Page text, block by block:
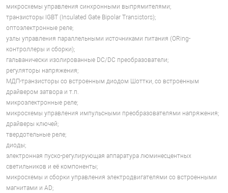
микросхемы управления синхронными выпрямителями;
транзисторы IGBT (Insulated Gate Bipolar Transistors);
оптоэлектронные реле;
узлы управления параллельными источниками питания (ORing-
контроллеры и сборки);
гальванически изолированные DC/DC преобразователи;
регуляторы напряжения;
МДП-транзисторы со встроенным диодом Шоттки, со встроенным
драйвером затвора и т.п.
микроэлектронные реле;
микросхемы управления импульсными преобразователями напряжения;
драйверы ключей;
твердотельные реле;
диоды;
электронная пуско-регулирующая аппаратура люминесцентных
светильников и её компоненты;
микросхемы и сборки управления электродвигателями со встроенными
магнитами и AD;